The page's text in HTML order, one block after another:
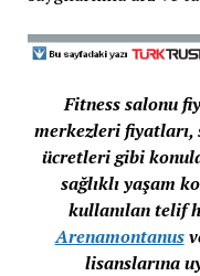
Fitness salonu
merkezleri fiyatları,
ücretleri gibi
sağlıklı yaşam
kullanılan telif
Arenamontanus
lisanslarına